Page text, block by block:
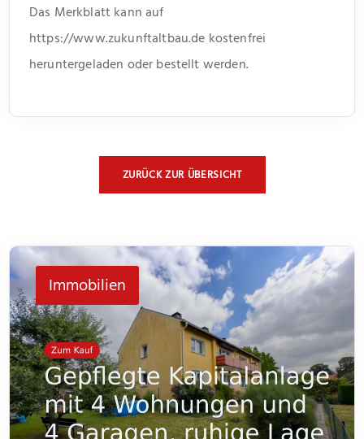
Das Merkblatt kann auf
https://www.zukunftaltbau.de kostenfrei
heruntergeladen oder bestellt werden.
ZURÜCK ZUR ÜBERSICHT
Immobilien